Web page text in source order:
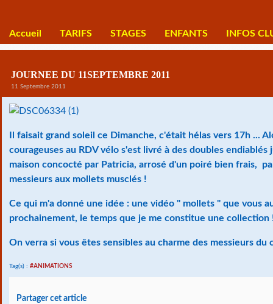
Accueil TARIFS STAGES ENFANTS INFOS
JOURNEE DU 11SEPTEMBRE 2011
11 Septembre 2011
Il faisait grand soleil ce Dimanche, c'était hélas vers 17h ...
courageuses au RDV vélo s'est livré à des doubles endiablés
maison concocté par Patricia, arrosé d'un poiré bien frais,
messieurs aux mollets musclés !
Ce qui m'a donné une idée : une vidéo " mollets " que vous
prochainement, le temps que je me constitue une collection
On verra si vous êtes sensibles au charme des messieurs du
Tag(s) : #ANIMATIONS
Partager cet article